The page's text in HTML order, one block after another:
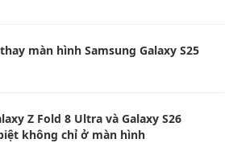
màn hình Samsung Galaxy S25
Z Fold 8 Ultra và Galaxy S26
không chỉ ở màn hình